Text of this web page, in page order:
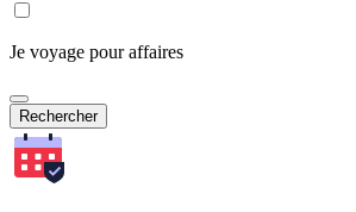
Je voyage pour affaires
Rechercher